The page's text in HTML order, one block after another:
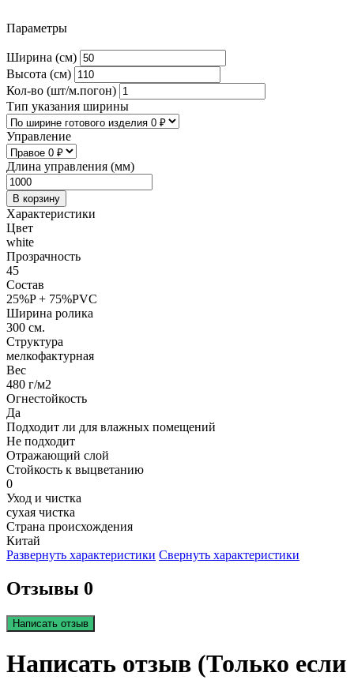
Параметры
Ширина (см)
Высота (см)
Кол-во (шт/м.погон)
Тип указания ширины
Управление
Длина управления (мм)
В корзину
Характеристики
Цвет
white
Прозрачность
45
Состав
25%P + 75%PVC
Ширина ролика
300 см.
Структура
мелкофактурная
Вес
480 г/м2
Огнестойкость
Да
Подходит ли для влажных помещений
Не подходит
Отражающий слой
Стойкость к выцветанию
0
Уход и чистка
сухая чистка
Страна происхождения
Китай
Развернуть характеристики Свернуть характеристики
Отзывы 0
Написать отзыв
Написать отзыв (Только если